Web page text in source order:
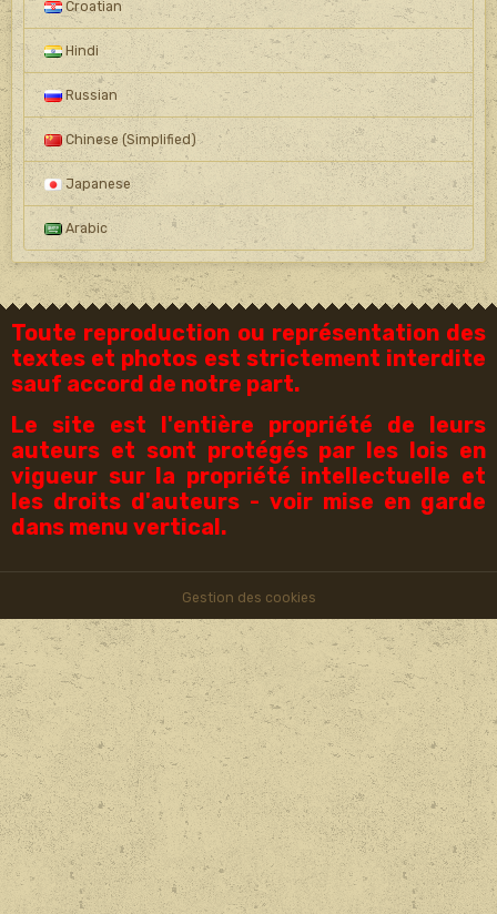
Croatian
Hindi
Russian
Chinese (Simplified)
Japanese
Arabic
Toute reproduction ou représentation des
textes et photos est strictement interdite
sauf accord de notre part.
Le site est l'entière propriété de leurs
auteurs et sont protégés par les lois en
vigueur sur la propriété intellectuelle et
les droits d'auteurs - voir mise en garde
dans menu vertical.
Gestion des cookies